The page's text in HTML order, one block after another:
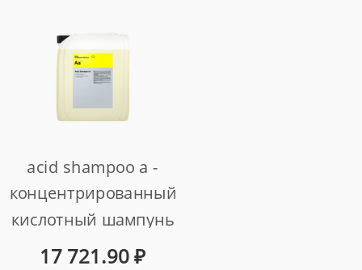
acid shampoo a -
концентрированный
кислотный шампунь
для портальных
17 721.90₽